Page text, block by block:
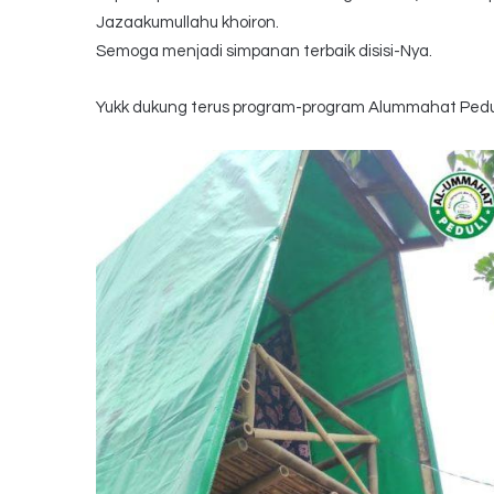
Jazaakumullahu khoiron.
Semoga menjadi simpanan terbaik disisi-Nya.
Yukk dukung terus program-program Alummahat